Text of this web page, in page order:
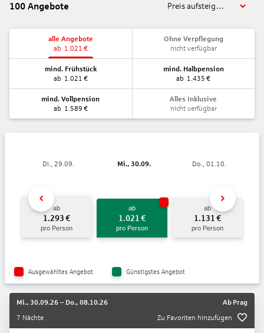
100 Angebote Preis aufsteigend
alle Angebote
ab 1.021 €
Ohne Verpflegung
nicht verfügbar
mind. Frühstück
ab 1.021 €
mind. Halbpension
ab 1.435 €
mind. Vollpension
ab 1.589 €
Alles Inklusive
nicht verfügbar
Di., 29.09.
ab
1.293 €
pro Person
Mi., 30.09.
ab
1.021 €
pro Person
Do., 01.10.
ab
1.131 €
pro Person
Ausgewähltes Angebot Günstigstes Angebot
Mi., 30.09.26 – Do., 08.10.26 Ab Prag
7 Nächte
Zu Favoriten hinzufügen